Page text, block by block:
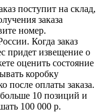
поступит на склад,
заказа
номер.
Когда заказ
придет извещение о
оценить состояние
коробку
после оплаты заказа.
10 позиций и
100 000 р.